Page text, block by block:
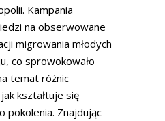
Kampania
na obserwowane
migrowania młodych
co sprowokowało
temat różnic
kształtuje się
pokolenia. Znajdując